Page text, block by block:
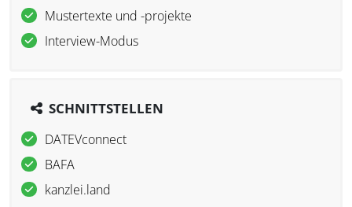
Mustertexte und -projekte
Interview-Modus
SCHNITTSTELLEN
DATEVconnect
BAFA
kanzlei.land